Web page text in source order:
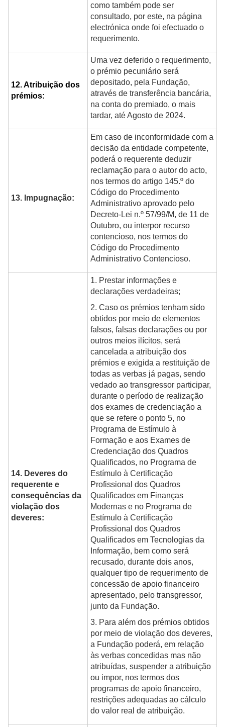
como também pode ser
consultado, por este, na página
electrónica onde foi efectuado o
requerimento.
12. Atribuição dos
prémios:
Uma vez deferido o requerimento,
o prémio pecuniário será
depositado, pela Fundação,
através de transferência bancária,
na conta do premiado, o mais
tardar, até Agosto de 2024.
13. Impugnação:
Em caso de inconformidade com a
decisão da entidade competente,
poderá o requerente deduzir
reclamação para o autor do acto,
nos termos do artigo 145.º do
Código do Procedimento
Administrativo aprovado pelo
Decreto-Lei n.º 57/99/M, de 11 de
Outubro, ou interpor recurso
contencioso, nos termos do
Código do Procedimento
Administrativo Contencioso.
14. Deveres do
requerente e
consequências da
violação dos
deveres:
1. Prestar informações e
declarações verdadeiras;
2. Caso os prémios tenham sido
obtidos por meio de elementos
falsos, falsas declarações ou por
outros meios ilícitos, será
cancelada a atribuição dos
prémios e exigida a restituição de
todas as verbas já pagas, sendo
vedado ao transgressor participar,
durante o período de realização
dos exames de credenciação a
que se refere o ponto 5, no
Programa de Estímulo à
Formação e aos Exames de
Credenciação dos Quadros
Qualificados, no Programa de
Estímulo à Certificação
Profissional dos Quadros
Qualificados em Finanças
Modernas e no Programa de
Estímulo à Certificação
Profissional dos Quadros
Qualificados em Tecnologias da
Informação, bem como será
recusado, durante dois anos,
qualquer tipo de requerimento de
concessão de apoio financeiro
apresentado, pelo transgressor,
junto da Fundação.
3. Para além dos prémios obtidos
por meio de violação dos deveres,
a Fundação poderá, em relação
às verbas concedidas mas não
atribuídas, suspender a atribuição
ou impor, nos termos dos
programas de apoio financeiro,
restrições adequadas ao cálculo
do valor real de atribuição.